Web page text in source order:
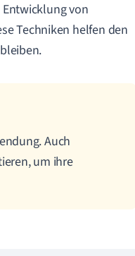
von
Techniken helfen den
Auch
um ihre